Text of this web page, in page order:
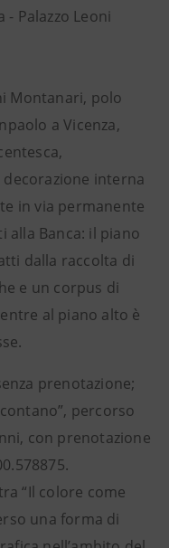
- Palazzo Leoni
Montanari, polo
a Vicenza,
decorazione interna
in via permanente
alla Banca: il piano
dalla raccolta di
e un corpus di
al piano alto è
prenotazione;
percorso
con prenotazione
“Il colore come
una forma di